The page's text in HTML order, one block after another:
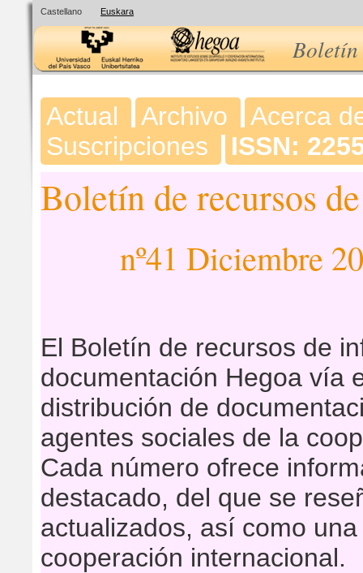
Castellano Euskara
Boletín
Actual Archivo
Acerca
Suscripciones
ISSN:
Boletín de recursos
nº41 Diciembre
El Boletín de recursos de
documentación Hegoa vía
distribución de
agentes sociales de la
Cada número ofrece
destacado, del que se
actualizados, así como
cooperación internacional.